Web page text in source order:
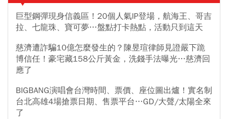
巨型鋼彈現身信義區！20個人氣IP登場，航海王、哥吉
拉、七龍珠、寶可夢…盤點打卡熱點，活動只到這天
慈濟遭詐騙10億怎麼發生的？陳昱瑄律師見證嚴下跪
博信任！豪宅藏158公斤黃金，洗錢手法曝光…慈濟回
應了
BIGBANG演唱會台灣時間、票價、座位圖出爐！實名制
台北高雄4場搶票日期、售票平台…GD/大聲/太陽全來
了